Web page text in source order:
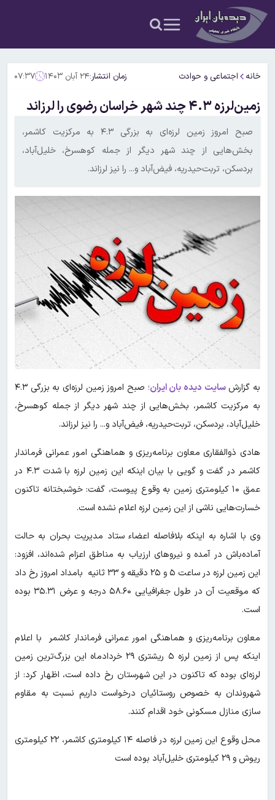
خانه اجتماعی و حوادث زمان انتشار:۲۴ آبان ۱۴۰۳ ۰۷:۳۷
زمین‌لرزه‌ ۴.۳ چند شهر خراسان رضوی را لرزاند
صبح امروز زمین لرزه‌ای به بزرگی ۴.۳ به مرکزیت کاشمر،
بخش‌هایی از چند شهر دیگر از جمله کوهسرخ، خلیل‌آباد،
بردسکن، تربت‌حیدریه، فیض‌آباد و... را نیز لرزاند.
به گزارشسایت دیده بان ایران
؛ صبح امروز زمین لرزه‌ای به بزرگی ۴.۳
به مرکزیت کاشمر، بخش‌هایی از چند شهر دیگر از جمله کوهسرخ،
خلیل‌آباد، بردسکن، تربت‌حیدریه، فیض‌آباد و... را نیز لرزاند.
هادی ذوالفقاری معاون برنامه‌ریزی و هماهنگی امور عمرانی فرماندار
کاشمر در گفت و گویی با بیان اینکه این زمین لرزه با شدت ۴.۳ در
عمق ۱۰ کیلومتری زمین به وقوع پیوست، گفت: خوشبختانه تاکنون
خسارت‌هایی ناشی از این زمین لرزه اعلام نشده است.
وی با اشاره به اینکه بلافاصله اعضاء ستاد مدیریت بحران به حالت
آماده‌باش در آمده و نیروهای ارزیاب به مناطق اعزام شده‌اند، افزود:
این زمین لرزه در ساعت ۵ و ۲۵ دقیقه و ۳۳ ثانیه بامداد امروز رخ داد
که موقعیت آن در طول جغرافیایی ۵۸.۶۰ درجه و عرض ۳۵.۳۱ بوده
است.
معاون برنامه‌ریزی و هماهنگی امور عمرانی فرماندار کاشمر با اعلام
اینکه پس از زمین لرزه ۵ ریشتری ۲۹ خردادماه این بزرگ‌ترین زمین
لرزه‌ای بوده که تاکنون در این شهرستان رخ داده است، اظهار کرد: از
شهروندان به خصوص روستائیان درخواست داریم نسبت به مقاوم
سازی منازل مسکونی خود اقدام کنند.
محل وقوع این زمین لرزه در فاصله ۱۴ کیلومتری کاشمر، ۲۲ کیلومتری
ریوش و ۲۹ کیلومتری خلیل‌آباد بوده است